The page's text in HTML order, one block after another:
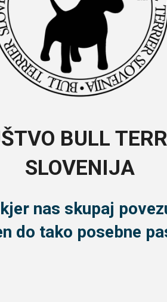
BULL
SLOVENIJA
nas skupaj
do tako posebne